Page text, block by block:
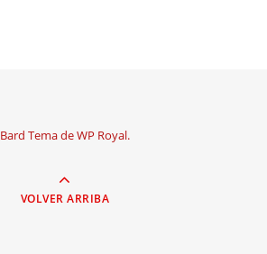
Bard Tema deWP Royal.
VOLVER ARRIBA